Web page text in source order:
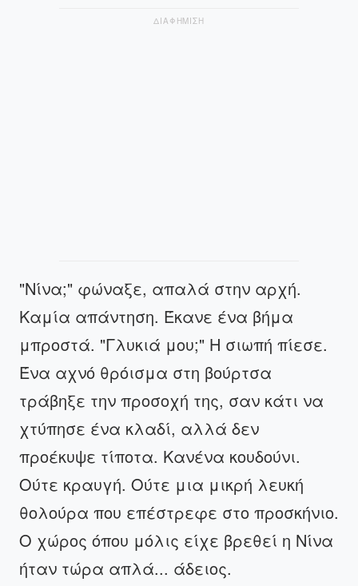
ΔΙΑΦΗΜΙΣΗ
"Νίνα;" φώναξε, απαλά στην αρχή.
Καμία απάντηση. Έκανε ένα βήμα
μπροστά. "Γλυκιά μου;" Η σιωπή πίεσε.
Ένα αχνό θρόισμα στη βούρτσα
τράβηξε την προσοχή της, σαν κάτι να
χτύπησε ένα κλαδί, αλλά δεν
προέκυψε τίποτα. Κανένα κουδούνι.
Ούτε κραυγή. Ούτε μια μικρή λευκή
θολούρα που επέστρεφε στο προσκήνιο.
Ο χώρος όπου μόλις είχε βρεθεί η Νίνα
ήταν τώρα απλά... άδειος.